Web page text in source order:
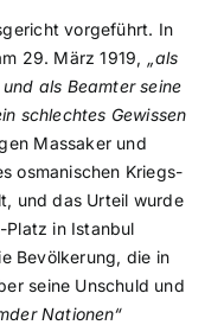
vorgeführt. In
29. März 1919, „als
als Beamter seine
schlechtes Gewissen
Massaker und
osmanischen Kriegs-
und das Urteil wurde
Platz in Istanbul
Bevölkerung, die in
seine Unschuld und
Nationen“